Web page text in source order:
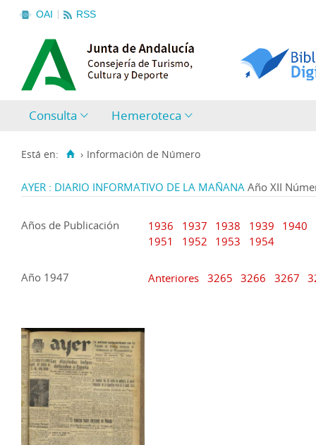
OAI RSS
Consulta Hemeroteca
Está en: › Información de Número
AYER : DIARIO INFORMATIVO DE LA MAÑANA Año XII
Años de Publicación 1936 1937 1938 1939 1940
1951
1952 1953 1954
Año 1947 Anteriores 3265 3266 3267